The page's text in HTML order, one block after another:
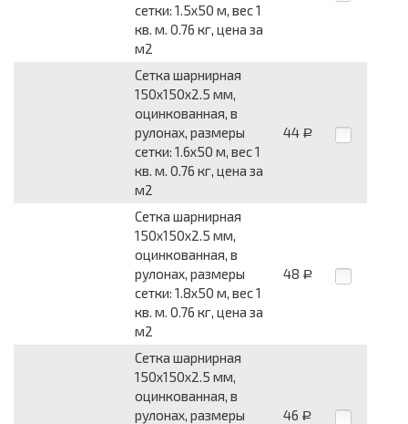
сетки: 1.5x50 м, вес 1
кв. м. 0.76 кг, цена за
м2
Сетка шарнирная
150x150x2.5 мм,
оцинкованная, в
рулонах, размеры
сетки: 1.6x50 м, вес 1
кв. м. 0.76 кг, цена за
м2
44 Р
Сетка шарнирная
150x150x2.5 мм,
оцинкованная, в
рулонах, размеры
сетки: 1.8x50 м, вес 1
кв. м. 0.76 кг, цена за
м2
48 Р
Сетка шарнирная
150x150x2.5 мм,
оцинкованная, в
рулонах, размеры
46 Р